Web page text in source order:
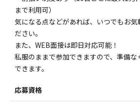
まで利用可）
気になる点などがあれば、いつでもお気
ださい。
また、WEB面接は即日対応可能！
私服のままで参加できますので、準備な
できます。
応募資格